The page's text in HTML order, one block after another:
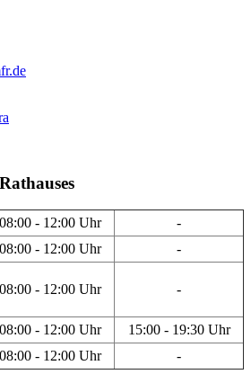
08:00 - 12:00 Uhr
-
08:00 - 12:00 Uhr -
08:00 - 12:00 Uhr -
08:00 - 12:00 Uhr
15:00 - 19:30 Uhr
08:00 - 12:00 Uhr -